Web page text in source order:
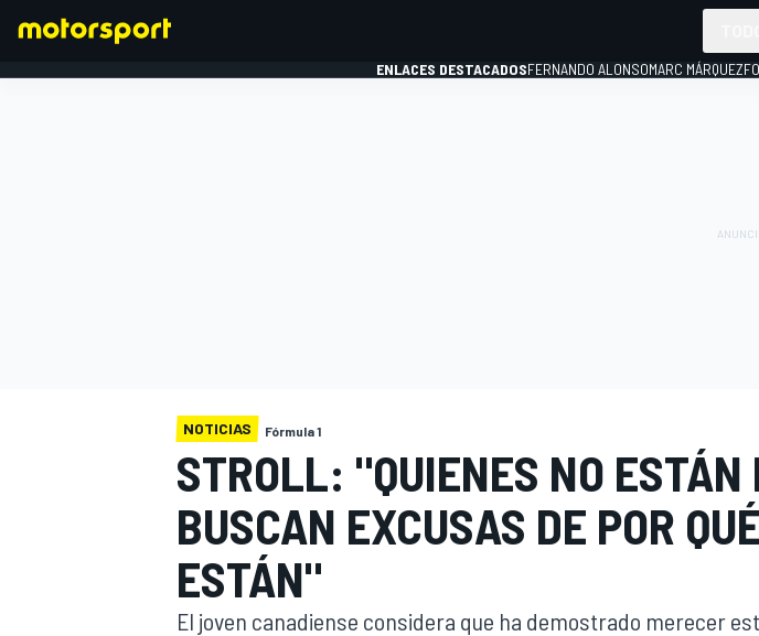
ENLACES DESTACADOSFERNANDO ALONSOMARC MÁRQUEZ
NOTICIAS Fórmula 1
STROLL: "QUIENES NO ESTÁN
BUSCAN EXCUSAS DE POR
ESTÁN"
El joven canadiense considera que ha demostrado merecer